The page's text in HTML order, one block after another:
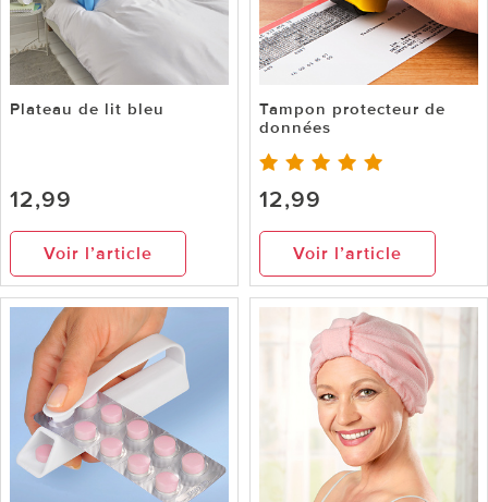
Plateau de lit bleu
12,99
Voir l’article
Tampon protecteur de
données
12,99
Voir l’article